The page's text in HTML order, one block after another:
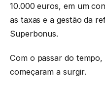
10.000 euros, em um
as taxas e a gestão da
Superbonus.
Com o passar do
começaram a surgir.